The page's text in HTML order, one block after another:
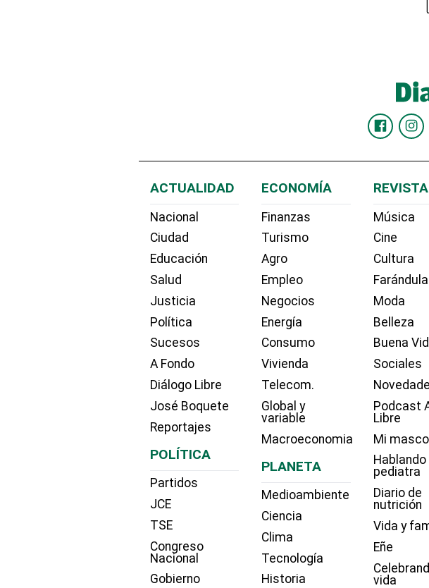
ACTUALIDAD
Nacional
Ciudad
Educación
Salud
Justicia
Política
Sucesos
A Fondo
Diálogo Libre
José Boquete
Reportajes
POLÍTICA
Partidos
JCE
TSE
Congreso
Nacional
Gobierno
ECONOMÍA
Finanzas
Turismo
Agro
Empleo
Negocios
Energía
Consumo
Vivienda
Telecom.
Global y
variable
Macroeconomia
PLANETA
Medioambiente
Ciencia
Clima
Tecnología
Historia
REVISTA
Música
Cine
Cultura
Farándula
Moda
Belleza
Buena
Sociales
Podcast
Libre
Mi
Hablando
pediatra
Diario de
nutrición
Vida y
Eñe
vida